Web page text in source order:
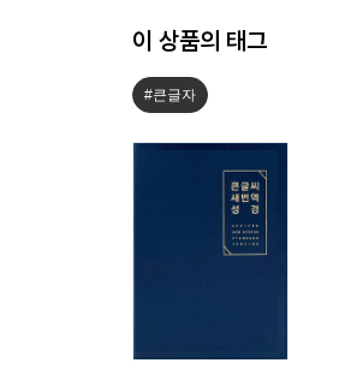
이 상품의 태그
#큰글자